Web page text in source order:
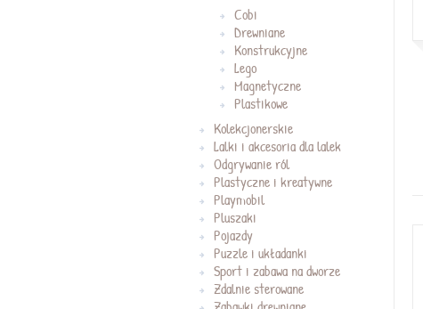
Cobi
Drewniane
Konstrukcyjne
Lego
Magnetyczne
Plastikowe
Kolekcjonerskie
Lalki i akcesoria dla lalek
Odgrywanie ról
Plastyczne i kreatywne
Playmobil
Pluszaki
Pojazdy
Puzzle i układanki
Sport i zabawa na dworze
Zdalnie sterowane